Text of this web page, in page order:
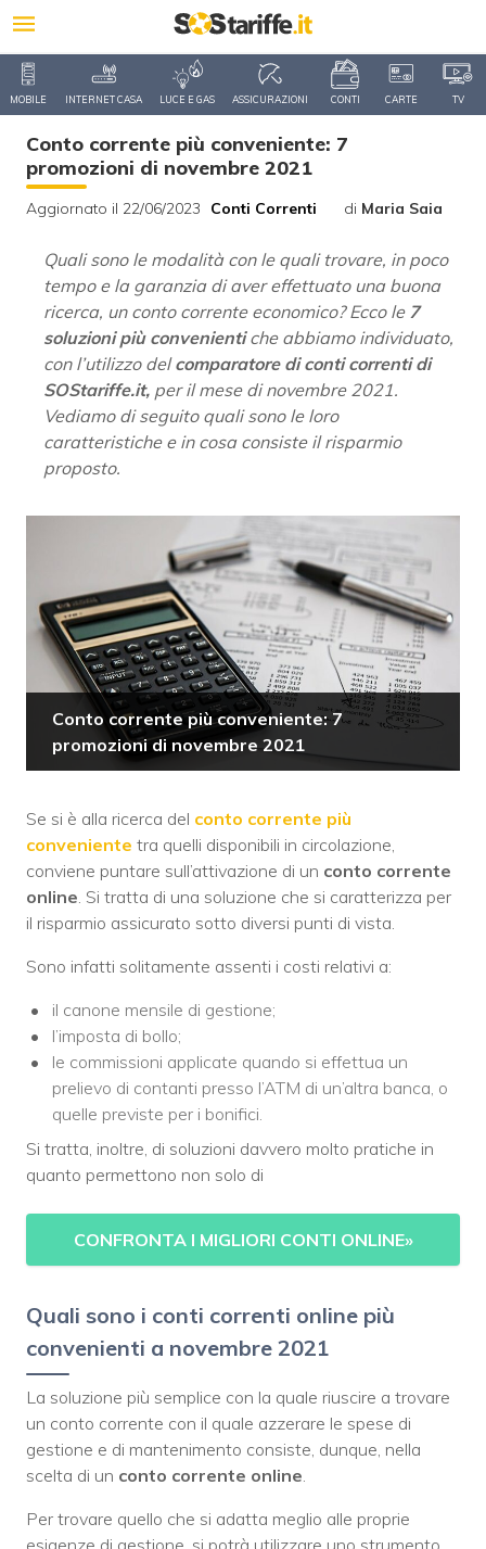
MOBILE INTERNET CASA LUCE E GAS ASSICURAZIONI CONTI CARTE TV
Conto corrente più conveniente: 7
promozioni di novembre 2021
Aggiornato il 22/06/2023 Conti Correnti di Maria Saia
Quali sono le modalità con le quali trovare, in poco
tempo e la garanzia di aver effettuato una buona
ricerca, un conto corrente economico? Ecco le 7
soluzioni più convenientiche abbiamo individuato,
con l’utilizzo delcomparatore di conti correnti di
SOStariffe.it, per il mese di novembre 2021.
Vediamo di seguito quali sono le loro
caratteristiche e in cosa consiste il risparmio
proposto.
Conto corrente più conveniente: 7
promozioni di novembre 2021
Se si è alla ricerca del conto corrente più
conveniente tra quelli disponibili in circolazione,
conviene puntare sull’attivazione di un conto corrente
online. Si tratta di una soluzione che si caratterizza per
il risparmio assicurato sotto diversi punti di vista.
Sono infatti solitamente assenti i costi relativi a:
il canone mensile di gestione;
l’imposta di bollo;
le commissioni applicate quando si effettua un
prelievo di contanti presso l’ATM di un’altra banca, o
quelle previste per i bonifici.
Si tratta, inoltre, di soluzioni davvero molto pratiche in
quanto permettono non solo di
CONFRONTA I MIGLIORI CONTI ONLINE»
Quali sono i conti correnti online più
convenienti a novembre 2021
La soluzione più semplice con la quale riuscire a trovare
un conto corrente con il quale azzerare le spese di
gestione e di mantenimento consiste, dunque, nella
scelta di un conto corrente online
Per trovare quello che si adatta meglio alle proprie
esigenze di gestione, si potrà utilizzare uno strumento